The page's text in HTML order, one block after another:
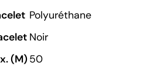
Polyuréthane
Noir
(M)50